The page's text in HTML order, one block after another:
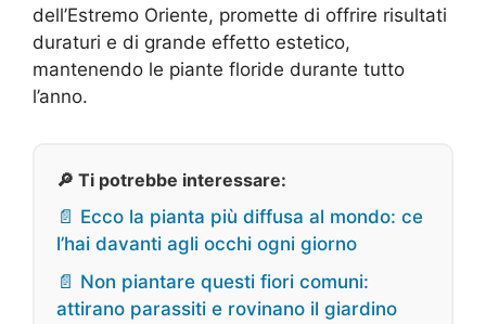
dell’Estremo Oriente, promette di offrire risultati
duraturi e di grande effetto estetico,
mantenendo le piante floride durante tutto
l’anno.
🔎 Ti potrebbe interessare:
📄 Ecco la pianta più diffusa al mondo: ce
l’hai davanti agli occhi ogni giorno
📄 Non piantare questi fiori comuni:
attirano parassiti e rovinano il giardino